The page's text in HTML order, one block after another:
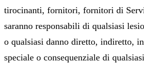
tirocinanti, fornitori, fornitori di
saranno responsabili di qualsiasi
o qualsiasi danno diretto, indiretto,
speciale o consequenziale di